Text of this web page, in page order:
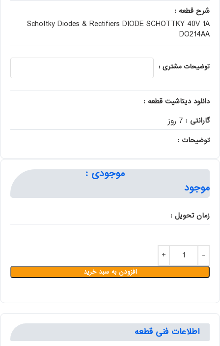
شرح قطعه :
Schottky Diodes & Rectifiers DIODE SCHOTTKY 40V 1A
DO214AA
توضیحات مشتری :
دانلود دیتاشیت قطعه :
گارانتی : 7 روز
توضیحات :
موجودی :
موجود
زمان تحویل :
افزودن به سبد خرید
اطلاعات فنی قطعه